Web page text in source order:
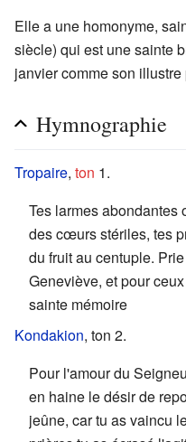
Elle a une homonyme,
siècle) qui est une sainte
janvier comme son illustre
Hymnographie
Tropaire, ton 1.
Tes larmes abondantes
des cœurs stériles, tes
du fruit au centuple.
Geneviève, et pour
sainte mémoire
Kondakion, ton 2.
Pour l'amour du
en haine le désir de
jeûne, car tu as vaincu